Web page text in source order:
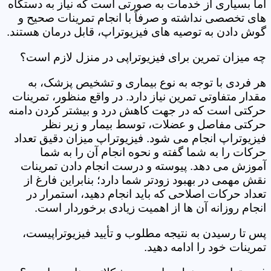
اما بسیاری از خدمات به صورتی است که نیاز به دستگاه
های تخصصی نداشته و صرفاً با انجام تمرینات صحیح و
گوش دادن به توصیه های فیزیوتراپ، قابل درمان هستند.
چه میزان تمرین برای فیزیوتراپی در منزل لازم است؟
هر فردی با توجه به نوع بیماری و تشخیص پزشک، به
مقدار متفاوتی تمرین نیاز دارد. در واقع منظور، تمرینات
حرکتی است که در جهت کاهش درد و بیشتر کردن دامنه
حرکتی مفاصل و عضلات، توسط بیمار و زیر نظر
فیزیوتراپ انجام می شود. فیزیوتراپ میزان دقیق تعداد
حرکات را به شما گفته و نحوه انجام آن را به شما
آموزش می دهد. پیوسته و درست انجام دادن تمرینات
نقش مهمی در بهبود زودتر شما دارد؛ بنابراین فارغ از
تعداد حرکات اصلاحی که باید انجام دهید، استمرار در
انجام روزانه آن ها از اهمیت زیادی برخوردار است.
پس تا رسیدن به نتیجه مطلوب و تأیید فیزیوتراپیست،
تمرینات خود را ادامه دهید.